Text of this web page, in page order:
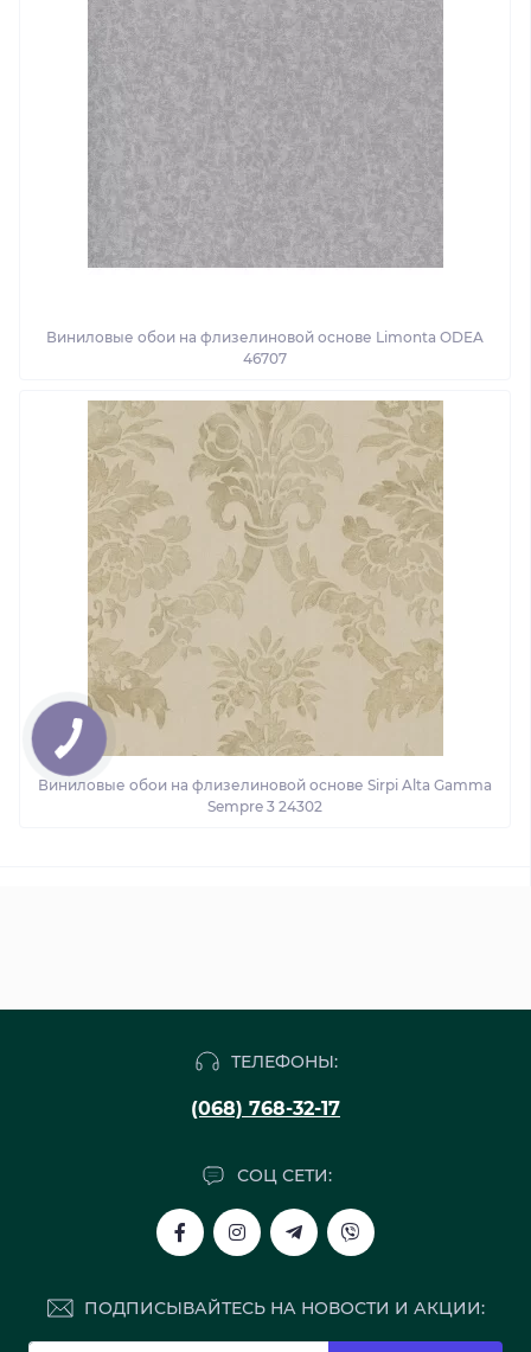
Виниловые обои на флизелиновой основе Limonta ODEA
46707
Виниловые обои на флизелиновой основе Sirpi Alta Gamma
Sempre 3 24302
ТЕЛЕФОНЫ:
(068) 768-32-17
СОЦ СЕТИ:
ПОДПИСЫВАЙТЕСЬ НА НОВОСТИ И АКЦИИ: